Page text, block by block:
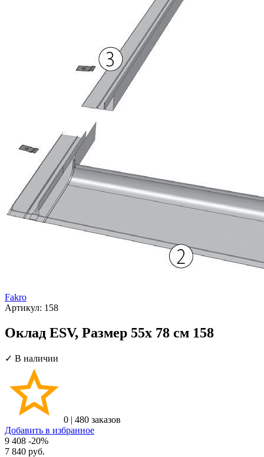
Fakro
Артикул: 158
Оклад ESV, Размер 55х 78 см 158
✓ В наличии
0 | 480 заказов
Добавить в избранное
9 408 -20%
7 840 руб.